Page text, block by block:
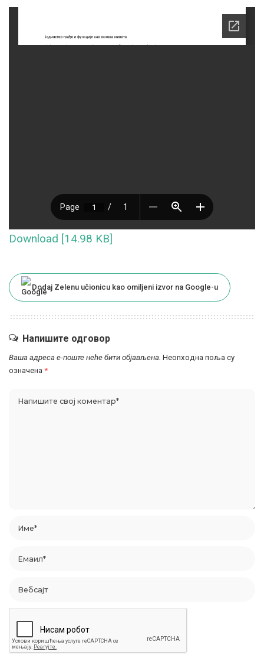
Download [14.98 KB]
Dodaj Zelenu učionicu kao omiljeni izvor na Google-u
Напишите одговор
Ваша адреса е-поште неће бити објављена. Неопходна поља су
означена *